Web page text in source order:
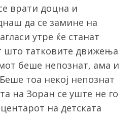
врати доцна и
да се замине на
утре ќе станат
што татковите движења
беше непознат, ама и
тоа некој непознат
на Зоран се уште не го
на детската